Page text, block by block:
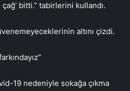
bitti.” tabirlerini kullandı.
altını çizdi.
19 nedeniyle sokağa çıkma